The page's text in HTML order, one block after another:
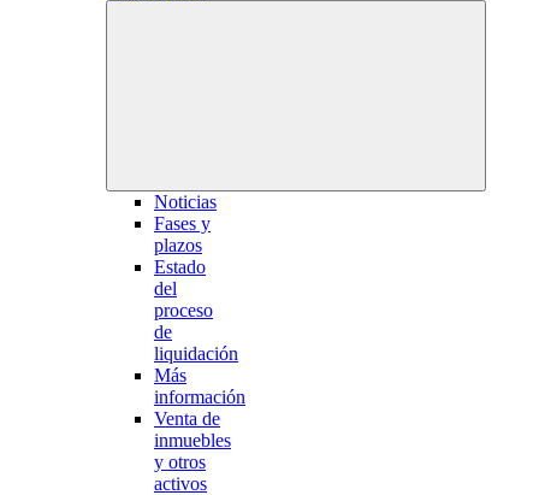
Noticias
Fases y
plazos
Estado
del
proceso
de
liquidación
Más
información
Venta de
inmuebles
y otros
activos